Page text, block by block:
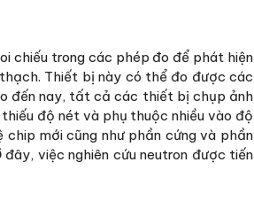
chiếu trong các phép đo để phát hiện
Thiết bị này có thể đo được các
đến nay, tất cả các thiết bị chụp ảnh
độ nét và phụ thuộc nhiều vào độ
chip mới cũng như phần cứng và phần
việc nghiên cứu neutron được tiến